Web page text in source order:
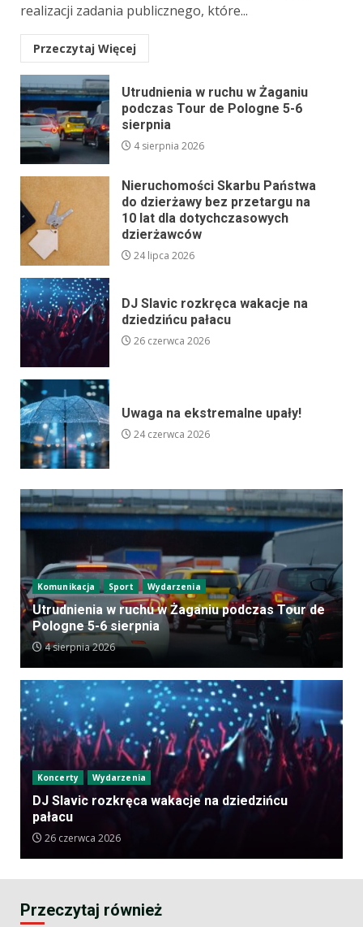
realizacji zadania publicznego, które...
Przeczytaj Więcej
Utrudnienia w ruchu w Żaganiu
podczas Tour de Pologne 5-6
sierpnia
4 sierpnia 2026
Nieruchomości Skarbu Państwa
do dzierżawy bez przetargu na
10 lat dla dotychczasowych
dzierżawców
24 lipca 2026
DJ Slavic rozkręca wakacje na
dziedzińcu pałacu
26 czerwca 2026
Uwaga na ekstremalne upały!
24 czerwca 2026
Komunikacja Sport Wydarzenia
Utrudnienia w ruchu w Żaganiu podczas Tour de
Pologne 5-6 sierpnia
4 sierpnia 2026
Koncerty Wydarzenia
DJ Slavic rozkręca wakacje na dziedzińcu
pałacu
26 czerwca 2026
Przeczytaj również